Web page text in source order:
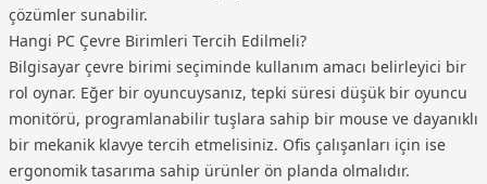
çözümler sunabilir.
Hangi PC Çevre Birimleri Tercih Edilmeli?
Bilgisayar çevre birimi seçiminde kullanım amacı belirleyici bir
rol oynar. Eğer bir oyuncuysanız, tepki süresi düşük bir oyuncu
monitörü, programlanabilir tuşlara sahip bir mouse ve dayanıklı
bir mekanik klavye tercih etmelisiniz. Ofis çalışanları için ise
ergonomik tasarıma sahip ürünler ön planda olmalıdır.